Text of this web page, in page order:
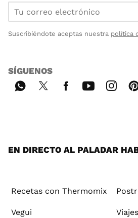
Suscribiéndote aceptas nuestra política
SÍGUENOS
EN DIRECTO AL PALADAR
Recetas con Thermomix
Vegui Viajes